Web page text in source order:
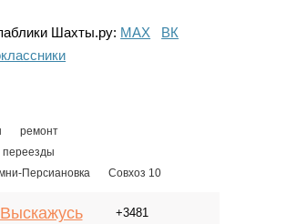
Шахты.ру: МАХ
ВК
ремонт
Персиановка
Совхоз 10
Выскажусь +3481